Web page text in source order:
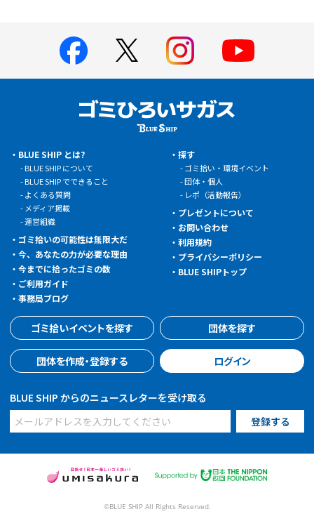
BLUE SHIP とは?
BLUE SHIP について
BLUE SHIP でできること
よくある質問
メディア掲載
運営組織
ゴミ拾いの可能性は無限大だ
今、あなたの力が必要な理由
今までに拾ったゴミの数
ご利用ガイド
事務局ブログ
探す
ゴミ拾い・環境イベント
団体・個人
レポ（活動報告）
プレゼントについて
お問い合わせ
利用規約
プライバシーポリシー
BLUE SHIPトップ
ゴミ拾いイベントを探す 団体を探す
団体を作成・登録する ログイン
BLUE SHIP からのニュースレターを受け取る
©BLUE SHIP All Rights Reserved.